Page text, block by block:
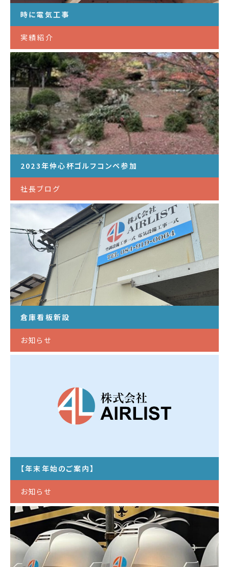
時に電気工事
実績紹介
2023年仲心杯ゴルフコンペ参加
社長ブログ
倉庫看板新設
お知らせ
【年末年始のご案内】
お知らせ